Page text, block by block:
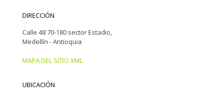
DIRECCIÓN
Calle 48 70-180 sector Estadio,
Medellín - Antioquia
MAPA DEL SITIO XML
UBICACIÓN